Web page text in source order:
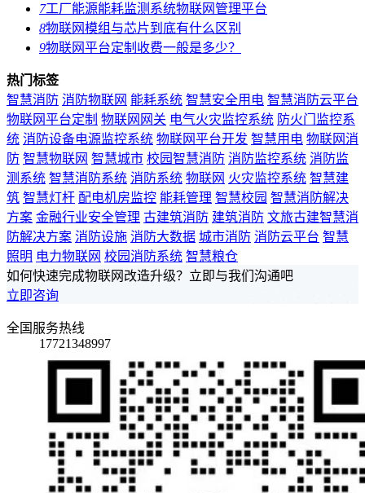
7工厂能源能耗监测系统物联网管理平台
8物联网模组与芯片到底有什么区别
9物联网平台定制收费一般是多少？
热门标签
智慧消防 消防物联网 能耗系统 智慧安全用电 智慧消防云平台
物联网平台定制 物联网网关 电气火灾监控系统 防火门监控系
统 消防设备电源监控系统 物联网平台开发 智慧用电 物联网消
防 智慧物联网 智慧城市 校园智慧消防 消防监控系统 消防监
测系统 智慧消防系统 消防系统 物联网 火灾监控系统 智慧建
筑 智慧灯杆 配电机房监控 能耗管理 智慧校园 智慧消防解决
方案 金融行业安全管理 古建筑消防 建筑消防 文旅古建智慧消
防解决方案 消防设施 消防大数据 城市消防 消防云平台 智慧
照明 电力物联网 校园消防系统 智慧粮仓
如何快速完成物联网改造升级？立即与我们沟通吧
立即咨询
全国服务热线
17721348997